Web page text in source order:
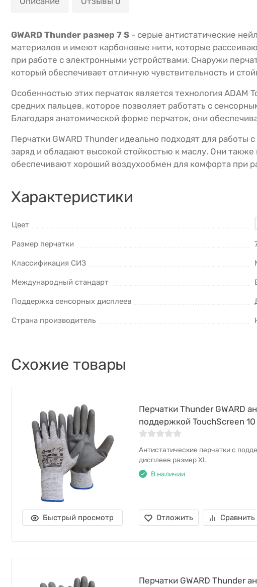
GWARD Thunder размер 7 S - серые антистатические
материалов и имеют карбоновые нити, которые
при работе с электронными устройствами. Снаружи
который обеспечивает отличную чувствительность и
Особенностью этих перчаток является технология ADAM
средних пальцев, которое позволяет работать с
Благодаря анатомической форме перчаток, они
Перчатки GWARD Thunder идеально подходят для работы
заряд и обладают высокой стойкостью к маслу. Они
обеспечивают хороший воздухообмен для комфорта при
Характеристики
Цвет
Размер перчатки
Классификация СИЗ
Международный стандарт
Поддержка сенсорных дисплеев
Страна производитель
Cхожие товары
Быстрый просмотр
Перчатки Thunder GWARD
поддержкой TouchScreen 10
Антистатические перчатки с
дисплеев размер XL
В наличии
Отложить Сравнить
Перчатки GWARD Thunder